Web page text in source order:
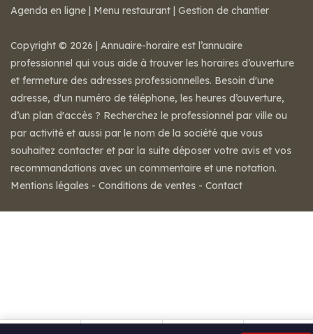
Agenda en ligne | Menu restaurant | Gestion de chantier
Copyright © 2026 | Annuaire-horaire est l’annuaire
professionnel qui vous aide à trouver les horaires d’ouverture
et fermeture des adresses professionnelles. Besoin d'une
adresse, d'un numéro de téléphone, les heures d’ouverture,
d’un plan d'accès ? Recherchez le professionnel par ville ou
par activité et aussi par le nom de la société que vous
souhaitez contacter et par la suite déposer votre avis et vos
recommandations avec un commentaire et une notation.
Mentions légales - Conditions de ventes - Contact